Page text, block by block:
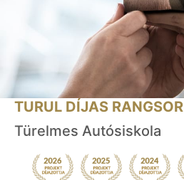
TURUL DÍJAS RANGSOR
Türelmes Autósiskola